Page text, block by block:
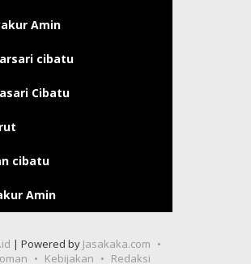
Amin
cibatu
Cibatu
cibatu
Amin
| Powered by Jasakaka.com
Kebijakan Redaksi